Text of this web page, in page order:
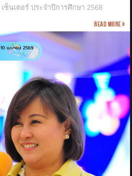
ซ็นเตอร์ ประจำปีการศึกษา 2568
Read more »